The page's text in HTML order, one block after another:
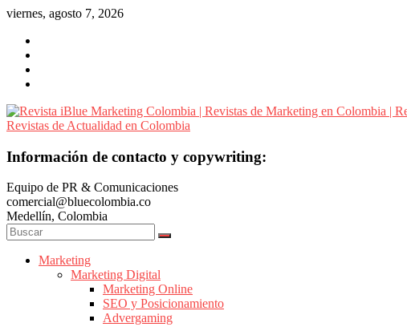
Saltar
contenido
viernes, agosto 7, 2026
Revista
Marketing
Colombia
|
Revistas
Marketing
Información de contacto y copywriting:
Equipo de PR & Comunicaciones
comercial@bluecolombia.co
Medellín, Colombia
Marketing
Marketing Digital
Marketing Online
SEO y Posicionamiento
Advergaming